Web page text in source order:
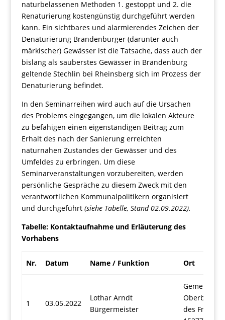
naturbelassenen Methoden 1. gestoppt und 2. die
Renaturierung kostengünstig durchgeführt werden
kann. Ein sichtbares und alarmierendes Zeichen der
Denaturierung Brandenburger (darunter auch
märkischer) Gewässer ist die Tatsache, dass auch der
bislang als sauberstes Gewässer in Brandenburg
geltende Stechlin bei Rheinsberg sich im Prozess der
Denaturierung befindet.
In den Seminarreihen wird auch auf die Ursachen
des Problems eingegangen, um die lokalen Akteure
zu befähigen einen eigenständigen Beitrag zum
Erhalt des nach der Sanierung erreichten
naturnahen Zustandes der Gewässer und des
Umfeldes zu erbringen. Um diese
Seminarveranstaltungen vorzubereiten, werden
persönliche Gespräche zu diesem Zweck mit den
verantwortlichen Kommunalpolitikern organisiert
und durchgeführt (siehe Tabelle, Stand 02.09.2022).
Tabelle: Kontaktaufnahme und Erläuterung des
Vorhabens
Nr. Datum Name / Funktion Ort
1 03.05.2022
Lothar Arndt
Bürgermeister
Gemeinde
des